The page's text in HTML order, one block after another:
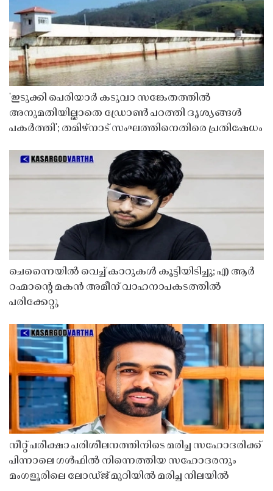
'ഇടുക്കി പെരിയാർ കടുവാ സങ്കേതത്തിൽ
അനുമതിയില്ലാതെ ഡ്രോൺ പറത്തി ദൃശ്യങ്ങൾ
പകർത്തി'; തമിഴ്നാട് സംഘത്തിനെതിരെ പ്രതിഷേധം
ചെന്നൈയിൽ വെച്ച് കാറുകൾ കൂട്ടിയിടിച്ചു; എ ആർ
റഹ്മാൻ്റെ മകൻ അമീന് വാഹനാപകടത്തിൽ
പരിക്കേറ്റു
നീറ്റ് പരീക്ഷാ പരിശീലനത്തിനിടെ മരിച്ച സഹോദരിക്ക്
പിന്നാലെ ഗൾഫിൽ നിന്നെത്തിയ സഹോദരനും
മംഗളൂരിലെ ലോഡ്ജ് മുറിയിൽ മരിച്ച നിലയിൽ